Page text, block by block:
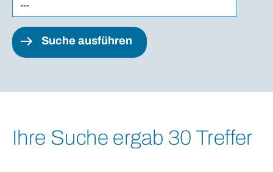
Suche ausführen
Ihre Suche ergab 30 Treffer